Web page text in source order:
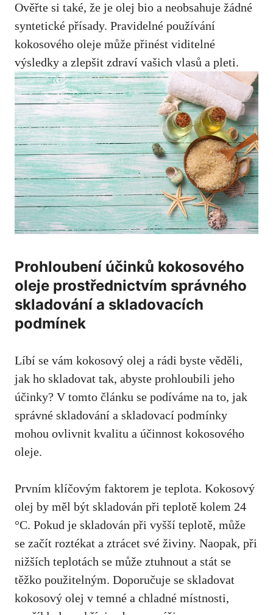
Ověřte si také, že je olej bio a neobsahuje žádné
syntetické přísady. ⁣Pravidelné používání
‌kokosového oleje může přinést viditelné
výsledky a zlepšit zdraví vašich vlasů a pleti.
Prohloubení účinků kokosového
oleje prostřednictvím správného
skladování a skladovacích​
podmínek
Líbí⁢ se vám kokosový olej a ‍rádi byste věděli,​
jak ho skladovat tak, abyste prohloubili​ jeho
účinky? Vtomto článku ‌se podíváme na to, jak‍
správné skladování ​a skladovací podmínky
mohou ovlivnit kvalitu a ⁤účinnost kokosového
oleje.
Prvním klíčovým faktorem je teplota. Kokosový
olej by měl být skladován při teplotě kolem 24
°C. ‍Pokud je skladován při vyšší teplotě, může‍
se začít roztékat⁢ a ztrácet‍ své živiny. Naopak, při
nižších teplotách se může ztuhnout ⁣a ‌stát ​se
těžko použitelným. Doporučuje se skladovat
⁢kokosový olej ⁤v temné ⁣a chladné⁣ místnosti,